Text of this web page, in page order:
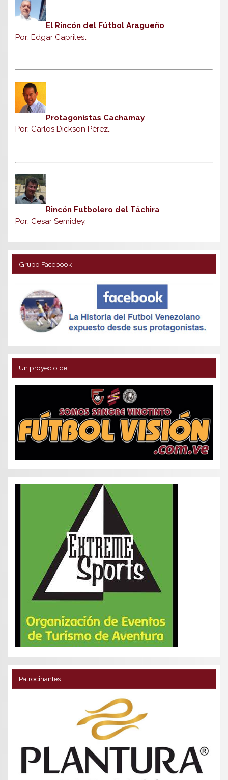
El Rincón del Fútbol Aragueño
Por: Edgar Capriles.
Protagonistas Cachamay
Por: Carlos Dickson Pérez.
Rincón Futbolero del Táchira
Por: Cesar Semidey.
Grupo Facebook
Un proyecto de:
Patrocinantes